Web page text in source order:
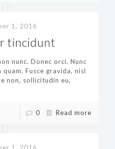
1, 2016
tincidunt
nunc. Donec orci. Nunc
Fusce gravida, nisl
non, sollicitudin eu,
0 Read more